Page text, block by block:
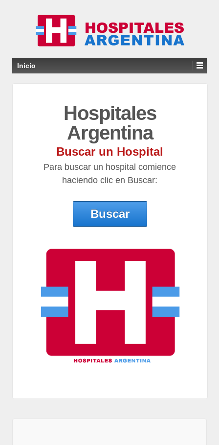
Inicio
Hospitales
Argentina
Buscar un Hospital
Para buscar un hospital comience
haciendo clic en Buscar:
Buscar